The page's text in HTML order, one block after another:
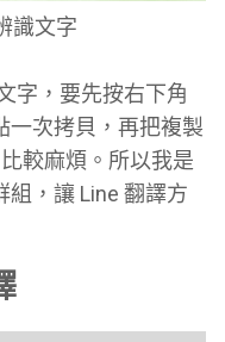
識文字
字，要先按右下角
一次拷貝，再把複製
較麻煩。所以我是
，讓 Line 翻譯方